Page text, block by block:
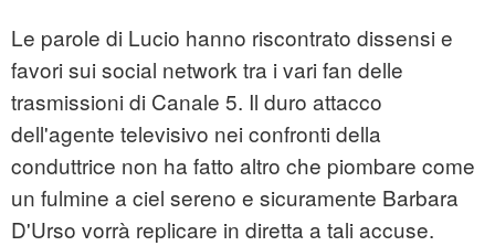
Le parole di Lucio hanno riscontrato dissensi e
favori sui social network tra i vari fan delle
trasmissioni di Canale 5. Il duro attacco
dell'agente televisivo nei confronti della
conduttrice non ha fatto altro che piombare come
un fulmine a ciel sereno e sicuramente Barbara
D'Urso vorrà replicare in diretta a tali accuse.